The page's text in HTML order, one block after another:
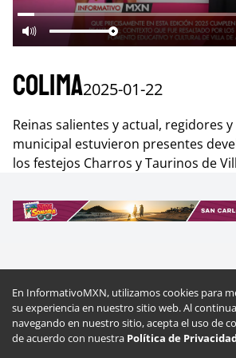
En InformativoMXN, utilizamos cookies para
su experiencia en nuestro sitio web. Al
navegando en nuestro sitio, acepta el uso de
de acuerdo con nuestra Política de
Colima2025-01-22
Reinas salientes y actual, regidores y
municipal estuvieron presentes
los festejos Charros y Taurinos de